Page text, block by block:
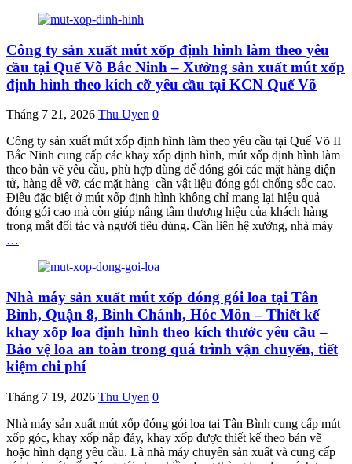
Công ty sản xuất mút xốp định hình làm theo yêu
cầu tại Quế Võ Bắc Ninh – Xưởng sản xuất mút xốp
định hình theo kích cỡ yêu cầu tại KCN Quế Võ
Tháng 7 21, 2026 Thu Uyen 0
Công ty sản xuất mút xốp định hình làm theo yêu cầu tại Quế Võ II
Bắc Ninh cung cấp các khay xốp định hình, mút xốp định hình làm
theo bản vẽ yêu cầu, phù hợp dùng để đóng gói các mặt hàng điện
tử, hàng dễ vỡ, các mặt hàng cần vật liệu đóng gói chống sốc cao.
Điều đặc biệt ở mút xốp định hình không chỉ mang lại hiệu quả
đóng gói cao mà còn giúp nâng tầm thương hiệu của khách hàng
trong mắt đối tác và người tiêu dùng. Cần liên hệ xưởng, nhà máy
…
Nhà máy sản xuất mút xốp đóng gói loa tại Tân
Bình, Quận 8, Bình Chánh, Hóc Môn – Thiết kế
khay xốp loa định hình theo kích thước yêu cầu –
Bảo vệ loa an toàn trong quá trình vận chuyển, tiết
kiệm chi phí
Tháng 7 19, 2026 Thu Uyen 0
Nhà máy sản xuất mút xốp đóng gói loa tại Tân Bình cung cấp mút
xốp góc, khay xốp nắp đáy, khay xốp được thiết kế theo bản vẽ
hoặc hình dạng yêu cầu. Là nhà máy chuyên sản xuất và cung cấp